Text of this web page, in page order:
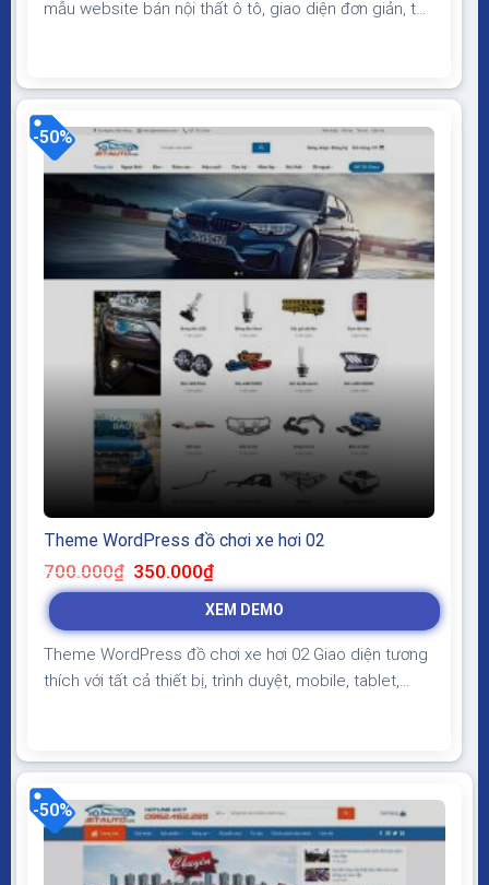
mẫu website bán nội thất ô tô, giao diện đơn giản, tối
thích với tất cả thiết bị, trình duyệt, mobile, tablet,
desktop…...
-50%
Theme WordPress đồ chơi xe hơi 02
700.000₫ Giá
gốc
là:
350.000₫Giá
hiện
tại
là:
XEM DEMO
Theme WordPress đồ chơi xe hơi 02 Giao diện tương
thích với tất cả thiết bị, trình duyệt, mobile, tablet,
load nhanh nhẹ tối ưu với các công cụ tìm kiếm
Theme sạch hoàn toàn 100% không...
-50%